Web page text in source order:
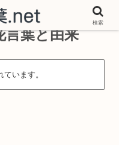
言葉と由来
います。
検索